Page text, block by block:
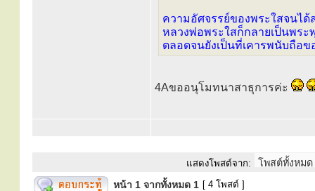
ความอัศจรรย์ของพระใสจนไ
หลวงพ่อพระใสก็กลายเป็นพร
ตลอดจนยังเป็นที่เคารพนับถือ
4Aขออนุโมทนาสาธุการค่ะ
แสดงโพสต์จาก:
หน้า 1 จากทั้งหมด 1 [ 4 โพสต์ ]